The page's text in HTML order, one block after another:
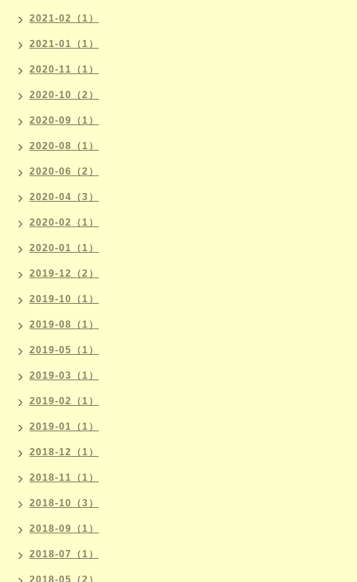
2021-02（1）
2021-01（1）
2020-11（1）
2020-10（2）
2020-09（1）
2020-08（1）
2020-06（2）
2020-04（3）
2020-02（1）
2020-01（1）
2019-12（2）
2019-10（1）
2019-08（1）
2019-05（1）
2019-03（1）
2019-02（1）
2019-01（1）
2018-12（1）
2018-11（1）
2018-10（3）
2018-09（1）
2018-07（1）